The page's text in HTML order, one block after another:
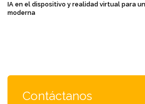
IA en el dispositivo y realidad virtual para
moderna
Contáctanos